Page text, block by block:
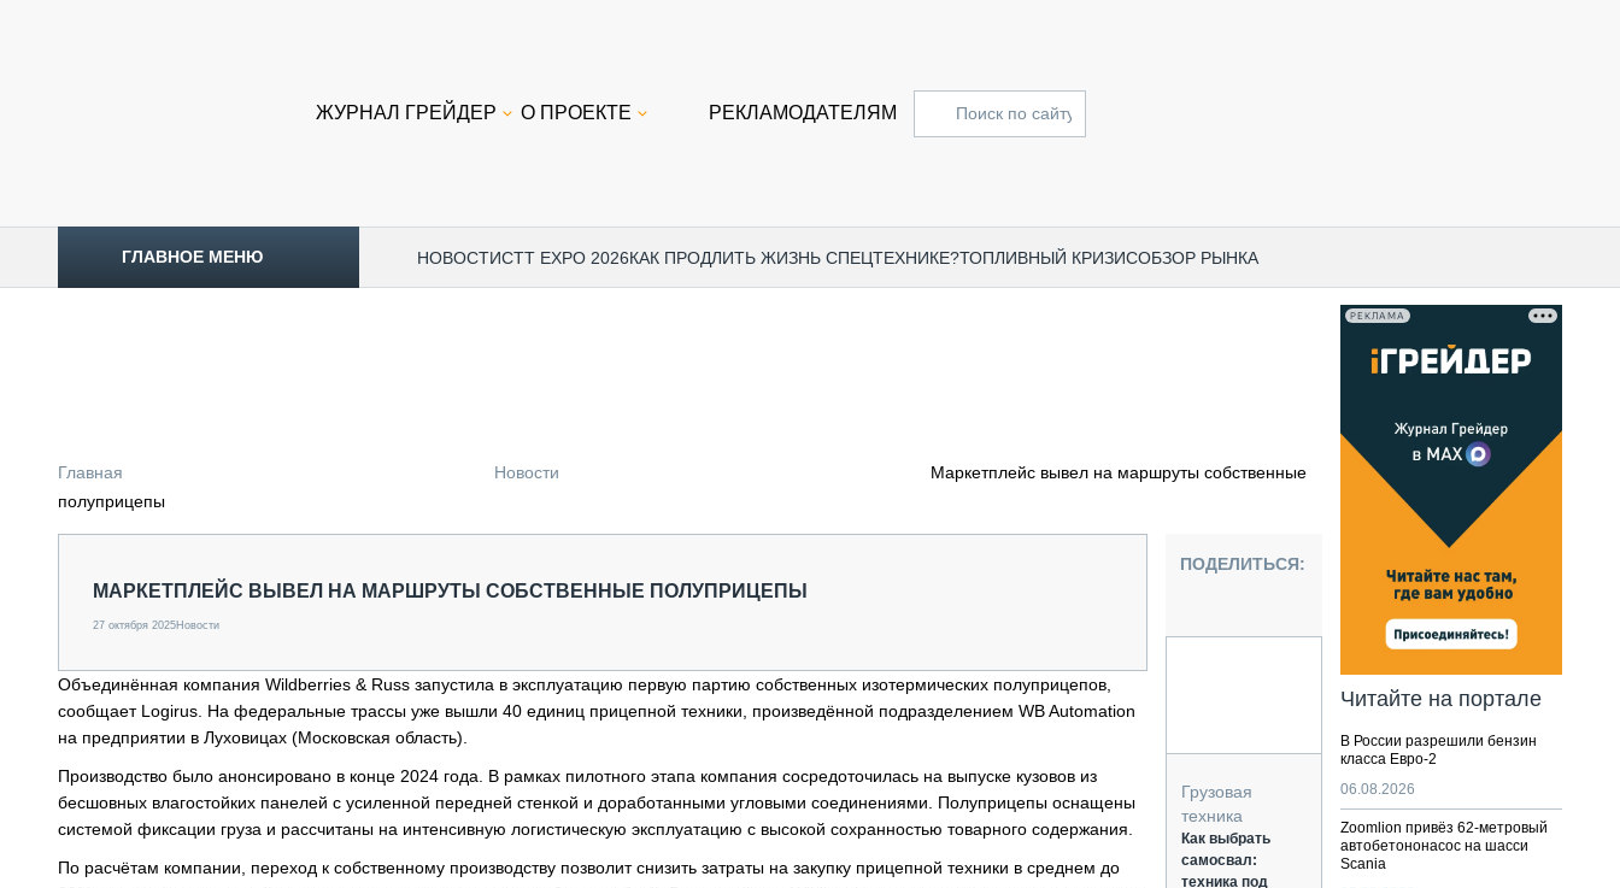
ЖУРНАЛ ГРЕЙДЕР О ПРОЕКТЕ РЕКЛАМОДАТЕЛЯМ
ГЛАВНОЕ МЕНЮ НОВОСТИCTT EXPO 2026КАК ПРОДЛИТЬ ЖИЗНЬ СПЕЦТЕХНИКЕ?ТОПЛИВНЫЙ КРИЗИСОБЗОР РЫНКА
ОБЗОР РЫНКА
ГРУЗОПЕРЕВОЗКИ
ИСПЫТАТЕЛИ
ТЕХНОЛОГИИ
ДОРОЖНАЯ ИНДУСТРИЯ
СЕРВИСМЕНЫ
ПОДЪЁМНАЯ ТЕХНИКА
ПАССАЖИРСКИЙ ТРАНСПОРТ
КАРЬЕРНАЯ ТЕХНИКА
ЛОГИСТИКА И СКЛАД
КОМПЛЕКТУЮЩИЕ И СЕРВИС
Главная Новости
Маркетплейс вывел на маршруты собственные
полуприцепы
МАРКЕТПЛЕЙС ВЫВЕЛ НА МАРШРУТЫ СОБСТВЕННЫЕ ПОЛУПРИЦЕПЫ
27 октября 2025Новости
Объединённая компания Wildberries & Russ запустила в эксплуатацию первую партию собственных изотермических полуприцепов,
сообщает Logirus. На федеральные трассы уже вышли 40 единиц прицепной техники, произведённой подразделением WB Automation
на предприятии в Луховицах (Московская область).
Производство было анонсировано в конце 2024 года. В рамках пилотного этапа компания сосредоточилась на выпуске кузовов из
бесшовных влагостойких панелей с усиленной передней стенкой и доработанными угловыми соединениями. Полуприцепы оснащены
системой фиксации груза и рассчитаны на интенсивную логистическую эксплуатацию с высокой сохранностью товарного содержания.
По расчётам компании, переход к собственному производству позволит снизить затраты на закупку прицепной техники в среднем до
ПОДЕЛИТЬСЯ:
Грузовая
техника
Как выбрать
самосвал:
техника под
РЕКЛАМА
Читайте на портале
В России разрешили бензин
класса Евро-2
06.08.2026
Zoomlion привёз 62-метровый
автобетононасос на шасси
Scania